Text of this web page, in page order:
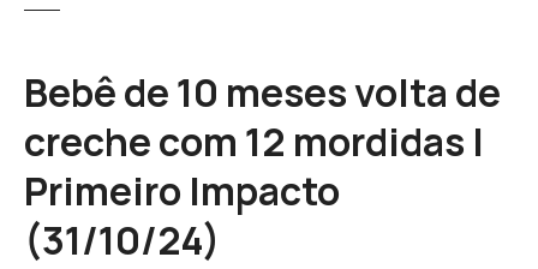
Bebê de 10 meses volta de
creche com 12 mordidas |
Primeiro Impacto
(31/10/24)